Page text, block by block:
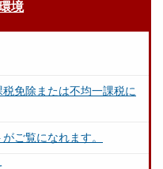
境
免除または不均一課税に
ご覧になれます。